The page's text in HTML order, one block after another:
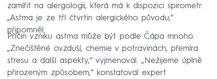
zamířit na alergologii, která má k dispozici spirometr.
„Astma je ze tří čtvrtin alergického původu,“
připomněl.
Příčin vzniku astma může být podle Čápa mnoho.
„Znečištěné ovzduší, chemie v potravinách, přemíra
stresu a další aspekty,“ vyjmenoval. „Nežijeme úplně
přirozeným způsobem,“ konstatoval expert.